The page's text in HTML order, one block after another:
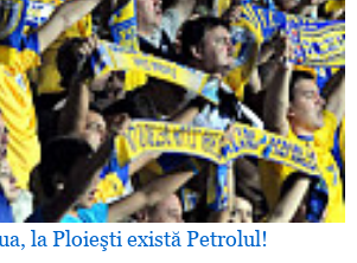
la Ploieşti există Petrolul!